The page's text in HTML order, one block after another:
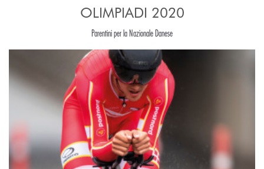
OLIMPIADI 2020
Parentini per la Nazionale Danese